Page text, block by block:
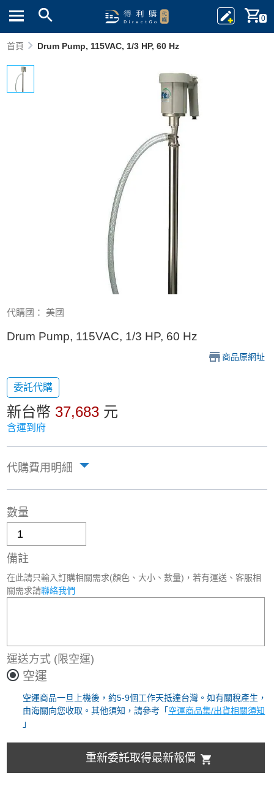
0
首頁 Drum Pump, 115VAC, 1/3 HP, 60 Hz
代購國： 美國
Drum Pump, 115VAC, 1/3 HP, 60 Hz
商品原網址
委託代購
新台幣 37,683 元
含運到府
代購費用明細
數量
備註
在此請只輸入訂購相關需求(顏色、大小、數量)，若有運送、客服相
關需求請聯絡我們
運送方式 (限空運)
空運
空運商品一旦上機後，約5-9個工作天抵達台灣。如有關稅產生，
由海關向您收取。其他須知，請參考「 空運商品集/出貨相關須知
」
重新委託取得最新報價